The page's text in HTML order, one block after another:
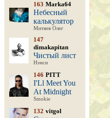
163 Marka64
Небесный
калькулятор
Митяев Олег
147
dimakapitan
Чистый лист
Нэнси
146 PITT
I'Ll Meet You
At Midnight
Smokie
132 vitgol